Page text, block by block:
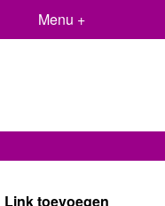
Menu +
Link toevoegen